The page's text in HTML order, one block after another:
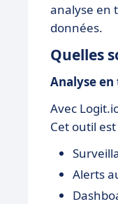
analyse en
données.
Quelles
Analyse
Avec
Cet outil
Alerts